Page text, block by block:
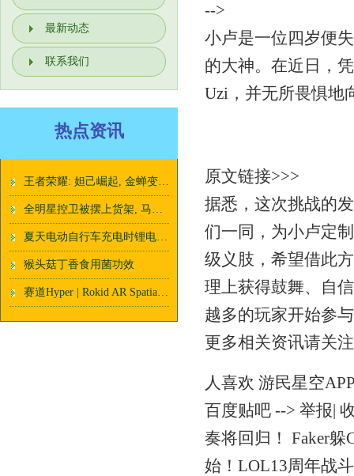
最新动态
联系我们
热点资讯
王者荣耀: 妲己崛起, 金蝉变异, 中路还有哪些英雄需要加强?
全明星控卫被摆上货架, 马刺有意拿下联手文班, 交易资产丰厚
夏天电动自行车充电时锂电池容易起火危及生命财产 如何防范化解？_灭火_演练_火灾
猴头菇丁香食用菌功效
赛道Hyper | Rokid AR Spatial：再攻消费级AR市场
-->
小卢是一位四岁便
的大神。在近日，
Uzi，并无所畏惧地
原文链接>>>
据悉，这次挑战的
们一同，为小卢定
级义肢，希望借此
理上获得鼓舞、自
越多的玩家开始参
更多相关资讯请关
人喜欢 游民星空
百度贴吧 --> 举报|
奏将回归！ Faker躲
始！LOL13周年战